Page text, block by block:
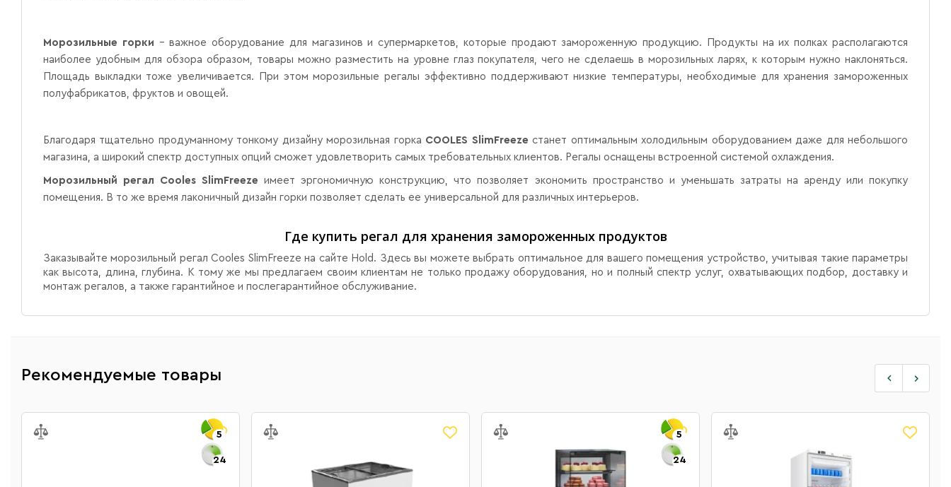
Морозильные горки – важное оборудование для магазинов и супермаркетов, которые продают замороженную продукцию. Продукты на их полках располагаются
наиболее удобным для обзора образом, товары можно разместить на уровне глаз покупателя, чего не сделаешь в морозильных ларях, к которым нужно наклоняться.
Площадь выкладки тоже увеличивается. При этом морозильные регалы эффективно поддерживают низкие температуры, необходимые для хранения замороженных
полуфабрикатов, фруктов и овощей.
Благодаря тщательно продуманному тонкому дизайну морозильная горка COOLES SlimFreeze станет оптимальным холодильным оборудованием даже для небольшого
магазина, а широкий спектр доступных опций сможет удовлетворить самых требовательных клиентов. Регалы оснащены встроенной системой охлаждения.
Морозильный регал Cooles SlimFreeze имеет эргономичную конструкцию, что позволяет экономить пространство и уменьшать затраты на аренду или покупку
помещения. В то же время лаконичный дизайн горки позволяет сделать ее универсальной для различных интерьеров.
Где купить регал для хранения замороженных продуктов
Заказывайте морозильный регал Cooles SlimFreeze на сайте Hold. Здесь вы можете выбрать оптимальное для вашего помещения устройство, учитывая такие параметры
как высота, длина, глубина. К тому же мы предлагаем своим клиентам не только продажу оборудования, но и полный спектр услуг, охватывающих подбор, доставку и
монтаж регалов, а также гарантийное и послегарантийное обслуживание.
Рекомендуемые товары
5
24
5
24